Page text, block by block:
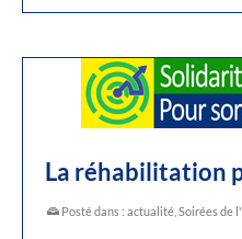
La réhabilitation
Posté dans : actualité Soirées de